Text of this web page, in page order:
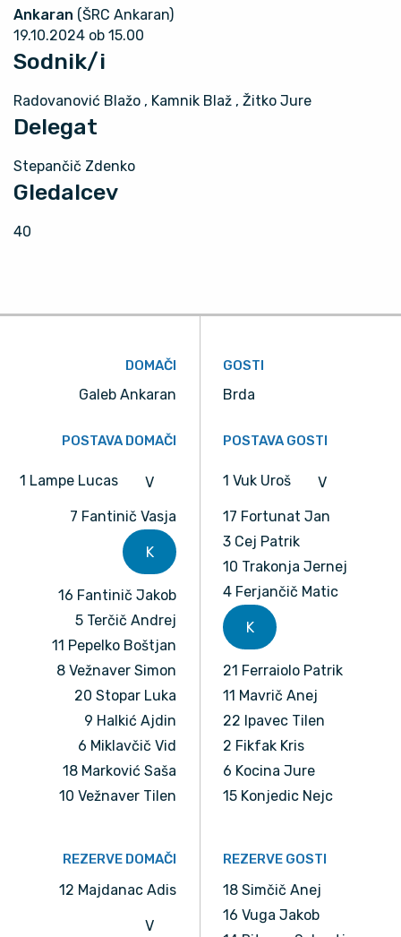
Ankaran (ŠRC Ankaran)
19.10.2024 ob 15.00
Sodnik/i
Radovanović Blažo , Kamnik Blaž , Žitko Jure
Delegat
Stepančič Zdenko
Gledalcev
40
DOMAČI
Galeb Ankaran
GOSTI
Brda
POSTAVA DOMAČI
1 Lampe Lucas V
7 Fantinič Vasja
K
16 Fantinič Jakob
5 Terčič Andrej
11 Pepelko Boštjan
8 Vežnaver Simon
20 Stopar Luka
9 Halkić Ajdin
6 Miklavčič Vid
18 Marković Saša
10 Vežnaver Tilen
POSTAVA GOSTI
1 Vuk Uroš V
17 Fortunat Jan
3 Cej Patrik
10 Trakonja Jernej
4 Ferjančič Matic
K
21 Ferraiolo Patrik
11 Mavrič Anej
22 Ipavec Tilen
2 Fikfak Kris
6 Kocina Jure
15 Konjedic Nejc
REZERVE DOMAČI
12 Majdanac Adis
V
REZERVE GOSTI
18 Simčič Anej
16 Vuga Jakob